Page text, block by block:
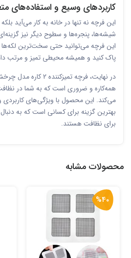
کاربردهای وسیع و استفاده‌های
این فرچه نه تنها در خانه به کار می‌آید
شیشه‌ها، پنجره‌ها و سطوح دیگر نیز
این فرچه می‌توانید حتی سخت‌ترین
پاک کنید و همیشه محیطی تمیز و مرتب
همه‌کاره و ضروری است که به شما در
می‌کند. این محصول با ویژگی‌های
بهترین گزینه برای کسانی است که به
برای نظافت هستند.
محصولات مشابه
%40